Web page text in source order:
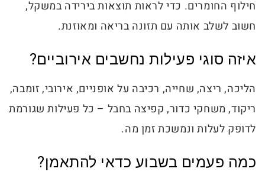
חילוף החומרים. כדי לראות תוצאות בירידה במשקל,
חשוב לשלב אותה עם תזונה בריאה ומאוזנת.
איזה סוגי פעילות נחשבים אירוביים?
הליכה, ריצה, שחייה, רכיבה על אופניים, אירובי, זומבה,
ריקוד, משחקי כדור, קפיצה בחבל – כל פעילות שגורמת
לדופק לעלות ונמשכת זמן מה.
כמה פעמים בשבוע כדאי להתאמן?